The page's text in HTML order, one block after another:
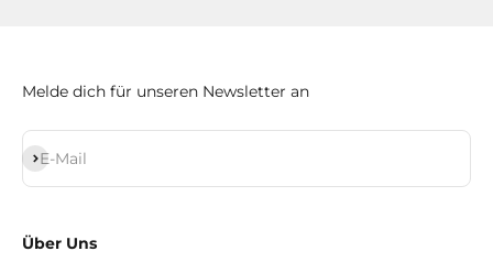
Melde dich für unseren Newsletter an
E-Mail
Abonnieren
Über Uns